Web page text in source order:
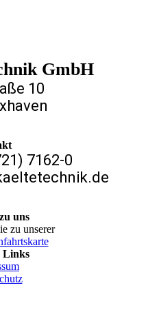
GmbH
10
7162-0
uns
zu unserer
Links